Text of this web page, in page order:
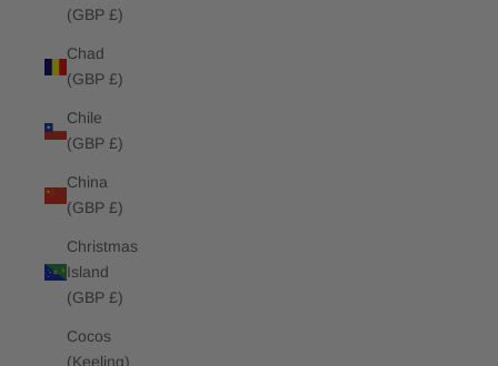
(GBP £)
Chad
(GBP £)
Chile
(GBP £)
China
(GBP £)
Christmas
Island
(GBP £)
Cocos
(Keeling)